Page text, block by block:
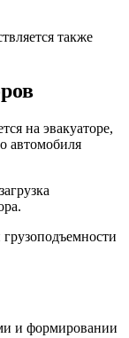
также
на эвакуаторе,
автомобиля
и формировании